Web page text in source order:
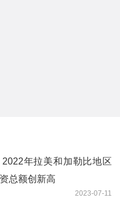
年拉美和加勒比地区
总额创新高
2023-07-11